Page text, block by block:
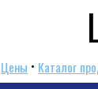
Цены • Каталог